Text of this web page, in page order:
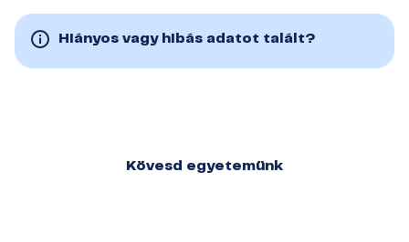
Hiányos vagy hibás adatot talált?
Kövesd egyetemünk